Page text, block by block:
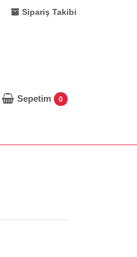
Sipariş Takibi
Sepetim 0